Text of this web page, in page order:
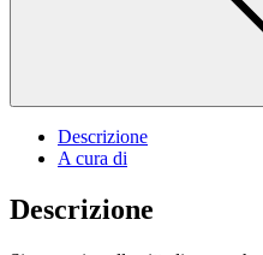
Descrizione
A cura di
Descrizione